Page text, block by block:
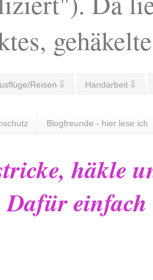
Reisen ⇓ Handarbeit ⇓
Blogfreunde - hier lese ich
häkle